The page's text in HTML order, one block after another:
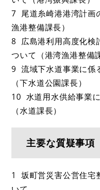
7 尾道糸崎港港湾計画
漁港整備課長）
8 広島港利用高度化検
ついて（港湾漁港整備
9 流域下水道事業に係
（下水道公園課長）
10 水道用水供給事業
（水道課長）
主要な質疑事項
1 坂町営災害公営住宅